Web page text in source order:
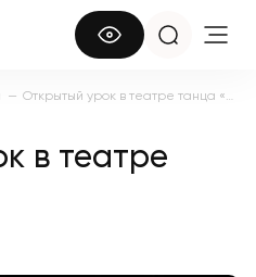
— Открытый урок в театре танца «Роза»
в театре